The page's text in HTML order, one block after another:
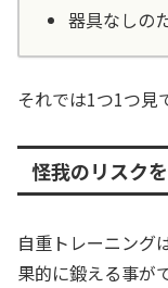
器具なしの
それでは1つ1つ見
怪我のリスク
自重トレーニング
果的に鍛える事が